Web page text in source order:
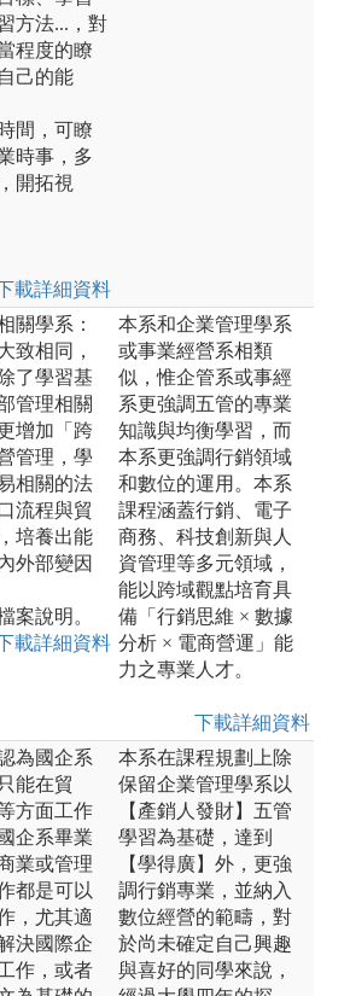
方法...，對
程度的瞭
己的能
間，可瞭
時事，多
開拓視
載詳細資料
關學系：
致相同，
了學習基
管理相關
增加「跨
管理，學
相關的法
流程與貿
培養出能
外部變因
案說明。
載詳細資料
本系和企業管理學系
或事業經營系相類
似，惟企管系或事經
系更強調五管的專業
知識與均衡學習，而
本系更強調行銷領域
和數位的運用。本系
課程涵蓋行銷、電子
商務、科技創新與人
資管理等多元領域，
能以跨域觀點培育具
備「行銷思維 × 數據
分析 × 電商營運」能
力之專業人才。
下載詳細資料
為國企系
能在貿
方面工作
企系畢業
業或管理
都是可以
，尤其適
決國際企
作，或者
本系在課程規劃上除
保留企業管理學系以
【產銷人發財】五管
學習為基礎，達到
【學得廣】外，更強
調行銷專業，並納入
數位經營的範疇，對
於尚未確定自己興趣
與喜好的同學來說，